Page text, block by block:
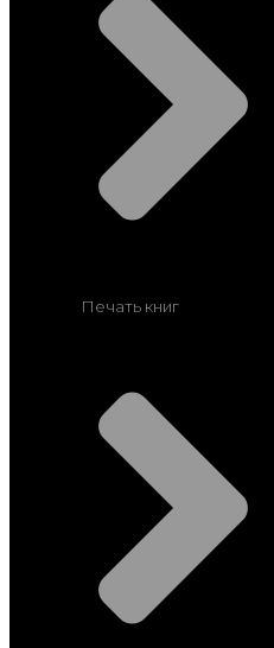
Печать книг